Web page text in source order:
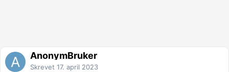
AnonymBruker
Skrevet 17. april 2023